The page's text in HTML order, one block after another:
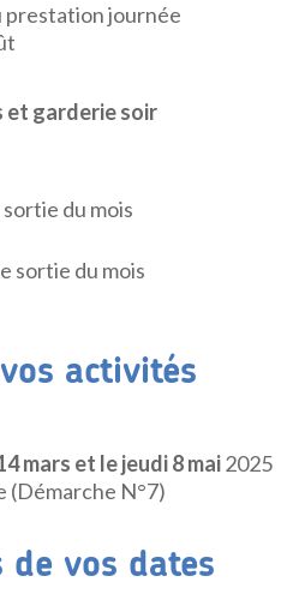
prestation journée
et garderie soir
du mois
sortie du mois
activités
mars et le jeudi 8 mai2025
(Démarche N°7)
de vos dates